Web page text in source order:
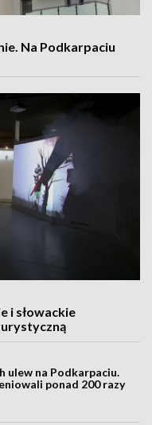
Na Podkarpaciu
i słowackie
ulew na Podkarpaciu.
ponad 200 razy